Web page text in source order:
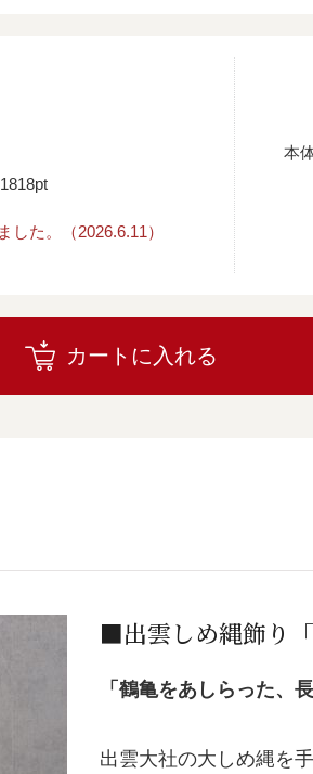
た。（2026.6.11）
本
カートに入れる
■出雲しめ縄飾り「
「鶴亀をあしらった、
出雲大社の大しめ縄を